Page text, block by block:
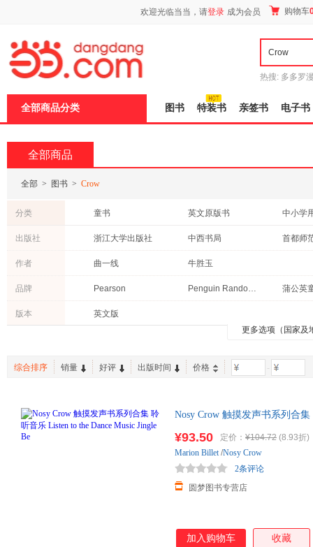
欢迎光临当当，请登录 成为会员 购物车
热搜: 多多罗
全部商品分类 图书 特装书 亲签书 电子书
全部商品
全部 > 图书 > Crow
分类 童书 英文原版书
中小学
小说
教材
青春文
出版社 浙江大学出版社
中西书局
陕西人民出版社
开明出版社
作者 曲一线 牛胜玉
品牌 Pearson Penguin Random House 蒲公英
版本
英文版
更多选项（国家及
综合排序 销量 好评 出版时间 价格 -
Nosy Crow 触摸发声书系列合集
¥93.50 定价： ¥104.72 (8.93折)
圆梦图书专营店
2条评论
Marion Billet/Nosy Crow
加入购物车 收藏
页
加